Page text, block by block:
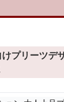
プリーツデ